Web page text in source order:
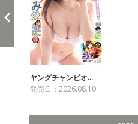
ヤングチャンピオ…
発売日：2026.08.10